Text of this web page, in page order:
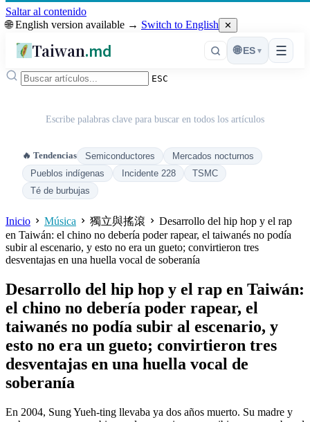
Saltar al contenido
🌐 English version available → Switch to English ✕
Taiwan.md ☰
🌐 ES ▾
ESC
Escribe palabras clave para buscar en todos los artículos
🔥 Tendencias Semiconductores
Mercados nocturnos
Pueblos indígenas
Incidente 228
TSMC
Té de burbujas
Inicio Música 獨立與搖滾
Desarrollo del hip hop y el rap
en Taiwán: el chino no debería poder rapear, el taiwanés no podía
subir al escenario, y esto no era un gueto; convirtieron tres
desventajas en una huella vocal de soberanía
Desarrollo del hip hop y el rap en Taiwán:
el chino no debería poder rapear, el
taiwanés no podía subir al escenario, y
esto no era un gueto; convirtieron tres
desventajas en una huella vocal de
soberanía
En 2004, Sung Yueh-ting llevaba ya dos años muerto. Su madre y